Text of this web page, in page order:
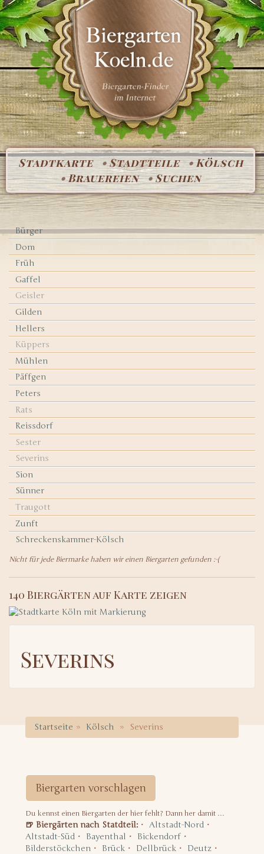
Stadtkarte Stadtteile
Kölsch
Brauereien
Suchen
Bürger
Dom
Früh
Gaffel
Geisler
Gilden
Hellers
Küppers
Mühlen
Päffgen
Peters
Rats
Reissdorf
Sester
Severins
Sion
Sünner
Traugott
Zunft
Schreckenskammer-Kölsch
Nicht für jede Biermarke haben wir einen Biergarten gefunden :-(
140 Biergärten auf Karte zeigen
Severins
Startseite Kölsch Severins
Biergarten vorschlagen
Du kennst einen Biergarten der hier fehlt? Dann her damit …
🍺 Biergärten nach Statdteil:
Altstadt-Nord
Altstadt-Süd
Bayenthal
Bickendorf
Bilderstöckchen
Brück Dellbrück
Deutz